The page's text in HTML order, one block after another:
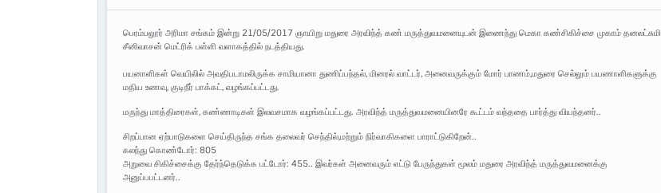
பெரம்பலூர் அரிமா சங்கம் இன்று 21/05/2017 ஞாயிறு மதுரை அரவிந்த் கண் மருத்துவமனையுடன் இணைந்து மெகா கண்சிகிச்சை முகாம் தனலட்சுமி
சீனிவாசன் மெட்ரிக் பள்ளி வளாகத்தில் நடத்தியது.
பயனாளிகள் வெயிலில் அவதிபடாமலிருக்க சாமியானா துணிப்பந்தல், மினரல் வாட்டர், அனைவருக்கும் மோர் பாணம்,மதுரை செல்லும் பயணாளிகளுக்கு
மதிய உணவு, குடிநீர் பாக்கட், வழங்கப்பட்டது.
மருந்து மாத்திரைகள், கண்ணாடிகள் இலவசமாக வழங்கப்பட்டது. அரவிந்த் மருத்துவமனையினரே கூட்டம் வந்ததை பார்த்து வியந்தனர்..
சிறப்பான ஏற்பாடுகளை செய்திருந்த சங்க தலைவர் செந்தில்,மற்றும் நிர்வாகிகளை பாராட்டுகிறேன்..
கலந்து கொண்டோர்: 805
அறுவை சிகிச்சைக்கு தேர்ந்தெடுக்க பட்டோர்: 455.. இவர்கள் அனைவரும் எட்டு பேருந்துகள் மூலம் மதுரை அரவிந்த் மருத்துவமனைக்கு
அனுப்பபட்டனர்..